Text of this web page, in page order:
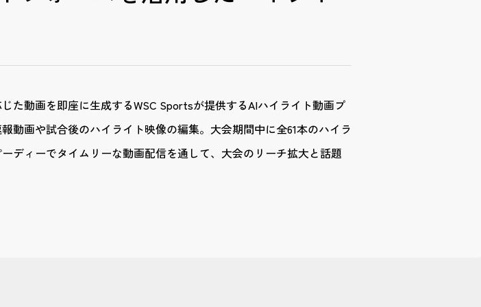
た動画を即座に生成するWSC Sportsが提供するAIハイライト動画プ
動画や試合後のハイライト映像の編集。大会期間中に全61本のハイラ
ディーでタイムリーな動画配信を通して、大会のリーチ拡大と話題